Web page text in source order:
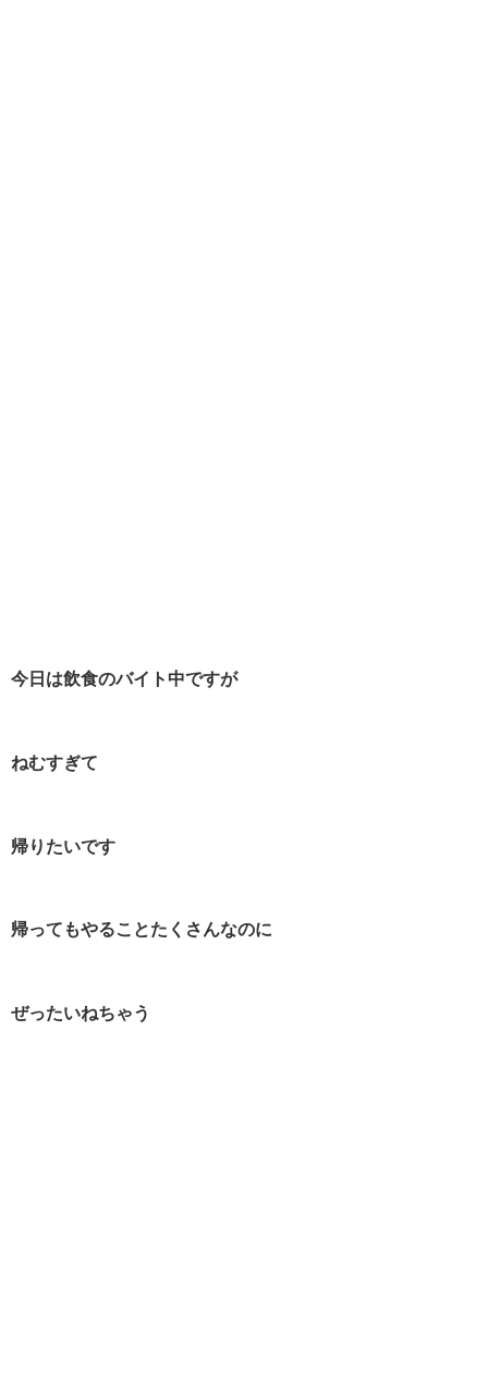
今日は飲食のバイト中ですが
ねむすぎて
帰りたいです
帰ってもやることたくさんなのに
ぜったいねちゃう